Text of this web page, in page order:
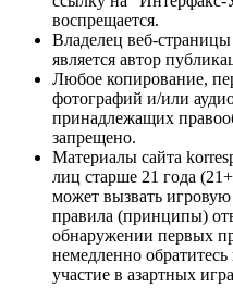
воспрещается.
Владелец веб-
является автор
Любое копирование,
фотографий и/или
принадлежащих
запрещено.
Материалы сайта
лиц старше 21 года
может вызвать
правила (принципы)
обнаружении первых
немедленно
участие в азартных